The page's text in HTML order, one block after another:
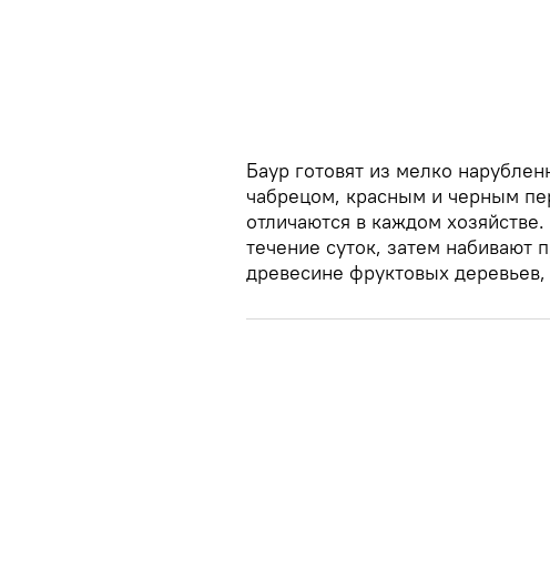
Баур готовят из мелко
чабрецом, красным и черным
отличаются в каждом
течение суток, затем
древесине фруктовых